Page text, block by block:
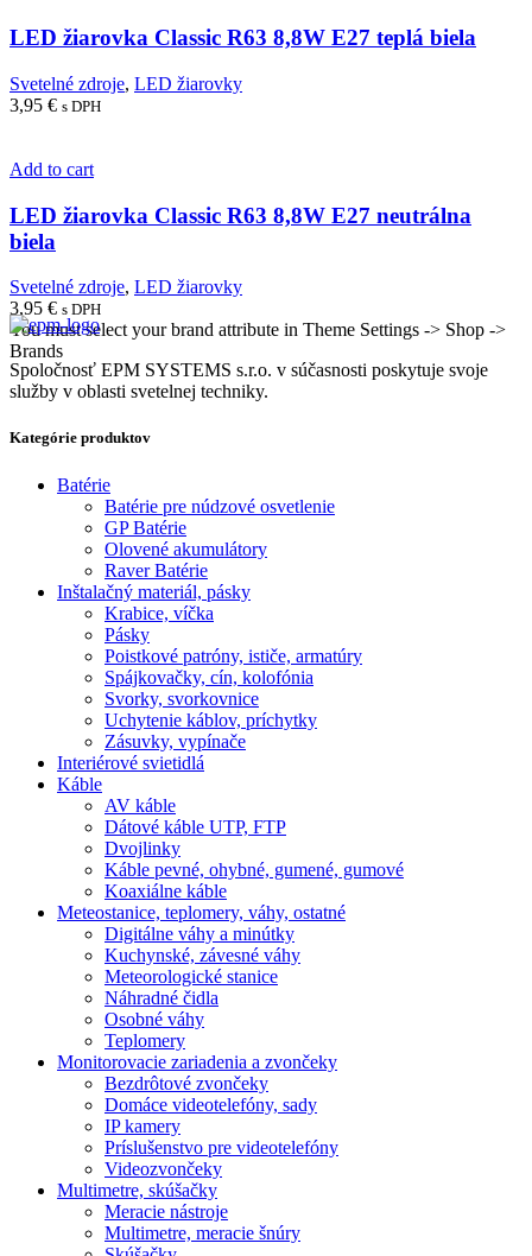
LED žiarovka Classic R63 8,8W E27 teplá biela
Svetelné zdroje, LED žiarovky
3,95 € s DPH
Add to cart
LED žiarovka Classic R63 8,8W E27 neutrálna
biela
Svetelné zdroje, LED žiarovky
3,95 € s DPH
You must select your brand attribute in Theme Settings -> Shop ->
Brands
Spoločnosť EPM SYSTEMS s.r.o. v súčasnosti poskytuje svoje
služby v oblasti svetelnej techniky.
Kategórie produktov
Batérie
Batérie pre núdzové osvetlenie
GP Batérie
Olovené akumulátory
Raver Batérie
Inštalačný materiál, pásky
Krabice, víčka
Pásky
Poistkové patróny, ističe, armatúry
Spájkovačky, cín, kolofónia
Svorky, svorkovnice
Uchytenie káblov, príchytky
Zásuvky, vypínače
Interiérové svietidlá
Káble
AV káble
Dátové káble UTP, FTP
Dvojlinky
Káble pevné, ohybné, gumené, gumové
Koaxiálne káble
Meteostanice, teplomery, váhy, ostatné
Digitálne váhy a minútky
Kuchynské, závesné váhy
Meteorologické stanice
Náhradné čidla
Osobné váhy
Teplomery
Monitorovacie zariadenia a zvončeky
Bezdrôtové zvončeky
Domáce videotelefóny, sady
IP kamery
Príslušenstvo pre videotelefóny
Videozvončeky
Multimetre, skúšačky
Meracie nástroje
Multimetre, meracie šnúry